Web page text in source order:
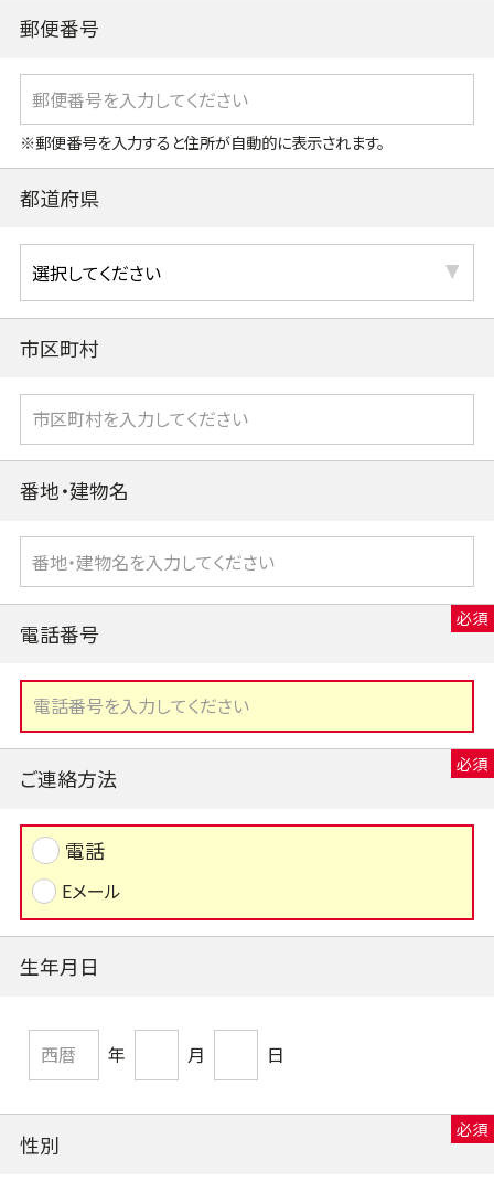
郵便番号
※郵便番号を入力すると住所が自動的に表示されます。
都道府県
市区町村
番地・建物名
電話番号
ご連絡方法
電話
Eメール
生年月日
年 月 日
性別